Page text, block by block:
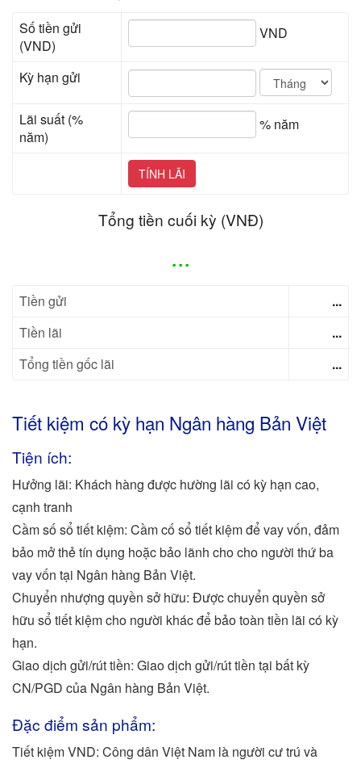
Số tiền gửi
(VND)
VND
Kỳ hạn gửi
Lãi suất (%
năm)
% năm
TÍNH LÃI
Tổng tiền cuối kỳ (VNĐ)
...
Tiền gửi
...
Tiền lãi
...
Tổng tiền gốc lãi
...
Tiết kiệm có kỳ hạn Ngân hàng Bản Việt
Tiện ích:
Hưởng lãi: Khách hàng được hường lãi có kỳ hạn cao,
cạnh tranh
Cầm số sổ tiết kiệm: Cầm cố sổ tiết kiệm để vay vốn, đảm
bảo mở thẻ tín dụng hoặc bảo lãnh cho cho người thứ ba
vay vốn tại Ngân hàng Bản Việt.
Chuyển nhượng quyền sở hữu: Được chuyển quyền sở
hữu sổ tiết kiệm cho người khác để bảo toàn tiền lãi có kỳ
hạn.
Giao dịch gửi/rút tiền: Giao dịch gửi/rút tiền tại bất kỳ
CN/PGD của Ngân hàng Bản Việt.
Đặc điểm sản phẩm:
Tiết kiệm VND: Công dân Việt Nam là người cư trú và